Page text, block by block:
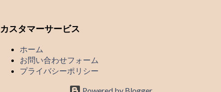
て行っています。 これらユニットやバンド活動はある程度は有名
かと思いますが、 実はソロでの活動や他のバンドでの活動（一時
的な結成も含む） もあります。 今回は、これらのちょっとミスチ
ルファンからしたらマイナーかもしれない？ 桜井和寿さんのライ
ブ出演を時系列でまとめました。 〇2001年10月09日(火) Dream
Power ジョン・レノン スーパー・ライヴ さいたまスーパーアリー
カスタマーサービス
ホーム
お問い合わせフォーム
プライバシーポリシー